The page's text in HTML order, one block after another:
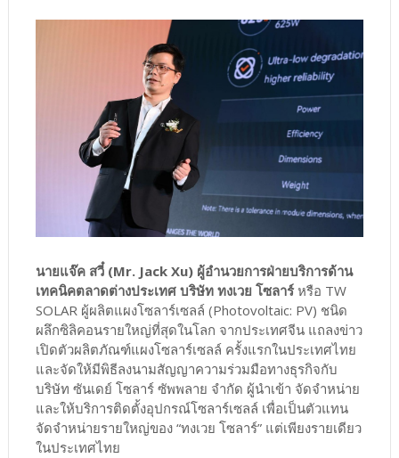
นายแจ๊ค สวี๋ (Mr. Jack Xu) ผู้อำนวยการฝ่ายบริการด้าน
เทคนิคตลาดต่างประเทศ บริษัท ทงเวย โซลาร์หรือ TW
SOLAR ผู้ผลิตแผงโซลาร์เซลล์ (Photovoltaic: PV) ชนิด
ผลึกซิลิคอนรายใหญ่ที่สุดในโลก จากประเทศจีน แถลงข่าว
เปิดตัวผลิตภัณฑ์แผงโซลาร์เซลล์ ครั้งแรกในประเทศไทย
และจัดให้มีพิธีลงนามสัญญาความร่วมมือทางธุรกิจกับ
บริษัท ซันเดย์ โซลาร์ ซัพพลาย จำกัด ผู้นำเข้า จัดจำหน่าย
และให้บริการติดตั้งอุปกรณ์โซลาร์เซลล์ เพื่อเป็นตัวแทน
จัดจำหน่ายรายใหญ่ของ “ทงเวย โซลาร์” แต่เพียงรายเดียว
ในประเทศไทย